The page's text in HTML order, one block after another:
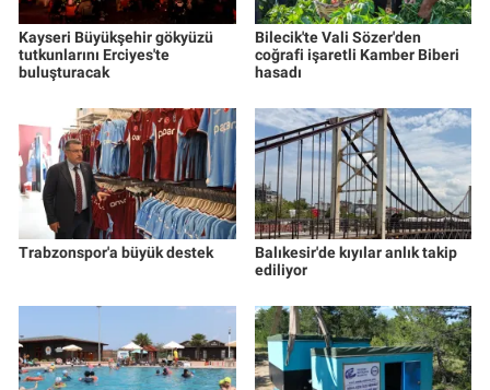
Kayseri Büyükşehir gökyüzü
tutkunlarını Erciyes'te
buluşturacak
Bilecik'te Vali Sözer'den
coğrafi işaretli Kamber Biberi
hasadı
Trabzonspor'a büyük destek
Balıkesir'de kıyılar anlık takip
ediliyor